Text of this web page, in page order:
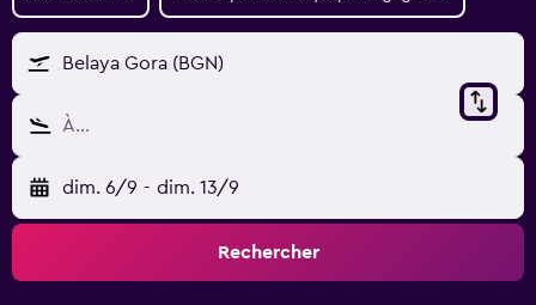
Belaya Gora (BGN)
À…
dim. 6/9 - dim. 13/9
Rechercher